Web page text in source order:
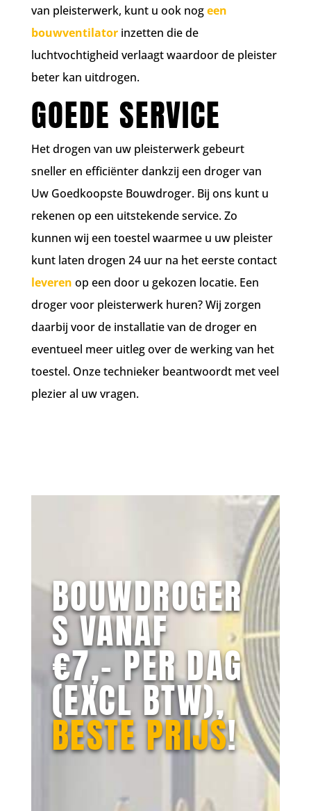
van pleisterwerk, kunt u ook nogeen
bouwventilatorinzetten die de
luchtvochtigheid verlaagt waardoor de pleister
beter kan uitdrogen.
GOEDE SERVICE
Het drogen van uw pleisterwerk gebeurt
sneller en efficiënter dankzij een droger van
Uw Goedkoopste Bouwdroger. Bij ons kunt u
rekenen op een uitstekende service. Zo
kunnen wij een toestel waarmee u uw pleister
kunt laten drogen 24 uur na het eerste contact
leveren op een door u gekozen locatie. Een
droger voor pleisterwerk huren? Wij zorgen
daarbij voor de installatie van de droger en
eventueel meer uitleg over de werking van het
toestel. Onze technieker beantwoordt met veel
plezier al uw vragen.
BOUWDROGER
S VANAF
€7,- PER DAG
(EXCL BTW),
BESTE PRIJS!